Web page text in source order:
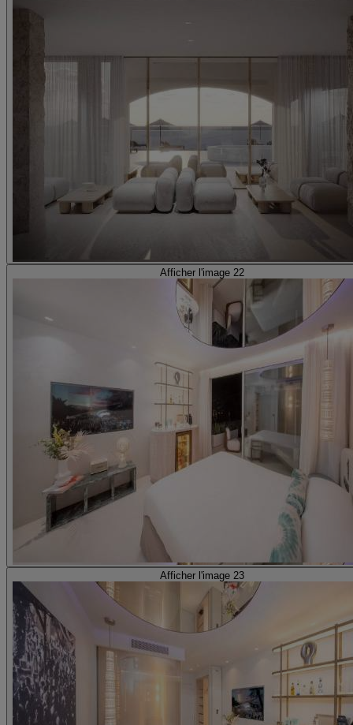
Afficher l'image 22
Afficher l'image 23